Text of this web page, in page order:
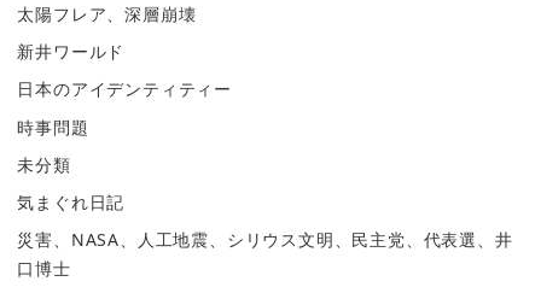
太陽フレア、深層崩壊
新井ワールド
日本のアイデンティティー
時事問題
未分類
気まぐれ日記
災害、NASA、人工地震、シリウス文明、民主党、代表選、井
口博士